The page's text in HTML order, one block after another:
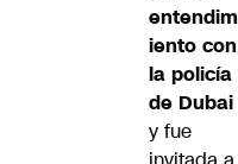
entendim
iento con
la policía
de Dubai
y fue